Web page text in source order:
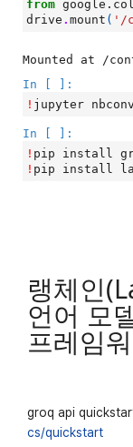
from
drive . mount ( '/
In [ ]:
! jupyter
In [ ]:
! pip install
! pip install
랭체인
언어 모
프레임
groq api
cs/quickstart